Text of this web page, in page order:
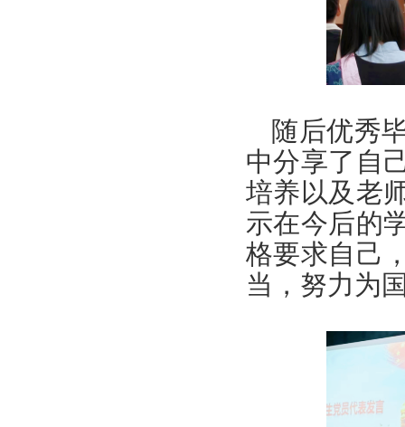
随后优秀
中分享了自
培养以及老
示在今后的
格要求自己
当，努力为